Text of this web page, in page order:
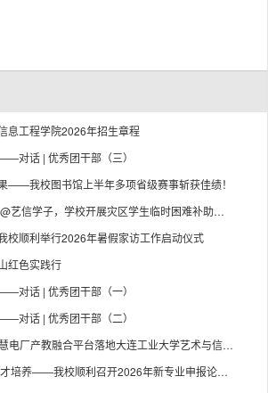
息工程学院2026年招生章程
对话 | 优秀团干部（三）
——我校图书馆上半年多项省级赛事斩获佳绩！
守望相助 共渡难关｜@艺信学子，学校开展灾区学生临时困难补助专项资助工作
校顺利举行2026年暑假家访工作启动仪式
红色实践行
对话 | 优秀团干部（一）
对话 | 优秀团干部（二）
全国首创鸿蒙+AI+智慧电厂产教融合平台落地大连工业大学艺术与信息工程学院
聚力专业优化 赋能人才培养——我校顺利召开2026年新专业申报论证会